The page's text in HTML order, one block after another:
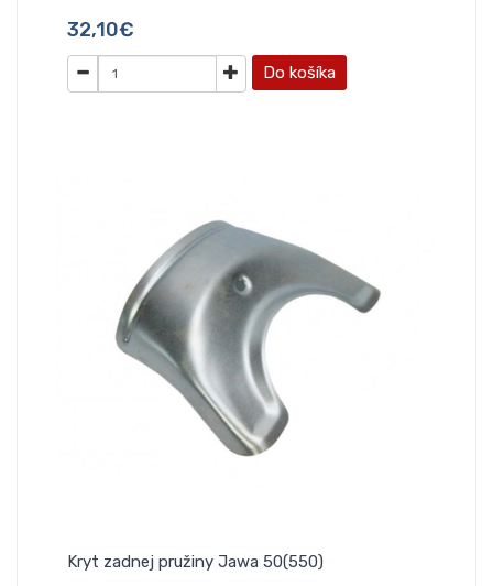
32,10€
Do košíka
Kryt zadnej pružiny Jawa 50(550)